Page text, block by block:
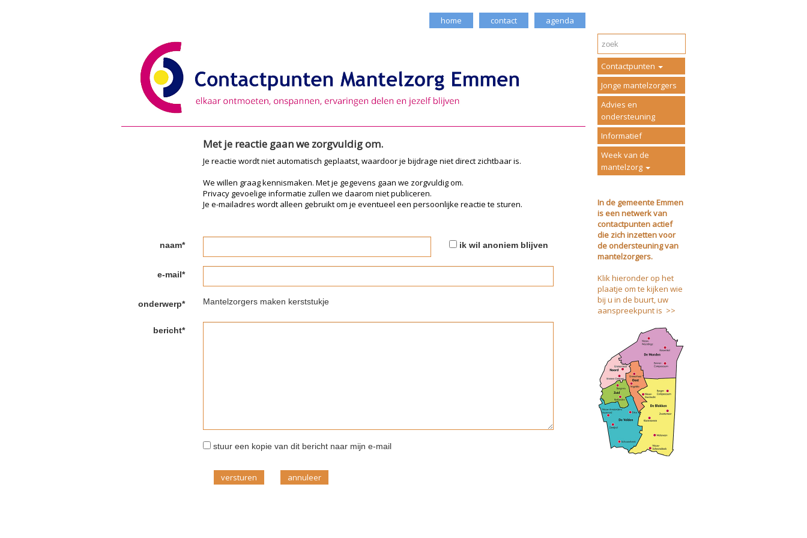
home contact agenda
Met je reactie gaan we zorgvuldig om.
Je reactie wordt niet automatisch geplaatst, waardoor je bijdrage niet direct zichtbaar is.
We willen graag kennismaken. Met je gegevens gaan we zorgvuldig om.
Privacy gevoelige informatie zullen we daarom niet publiceren.
Je e-mailadres wordt alleen gebruikt om je eventueel een persoonlijke reactie te sturen.
naam* ik wil anoniem blijven
e-mail*
onderwerp* Mantelzorgers maken kerststukje
bericht*
stuur een kopie van dit bericht naar mijn e-mail
versturen
Contactpunten
Jonge mantelzorgers
Advies en
ondersteuning
Informatief
Week van de
mantelzorg
In de gemeente Emmen
is een netwerk van
contactpunten actief
die zich inzetten voor
de ondersteuning van
mantelzorgers.
Klik hieronder op het
plaatje om te kijken wie
bij u in de buurt, uw
aanspreekpunt is >>